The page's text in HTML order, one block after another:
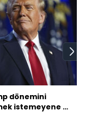
dönemini
istemeyene 4